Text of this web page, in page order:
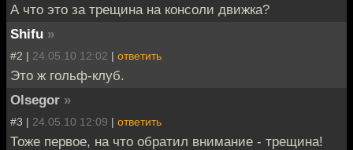
А что это за трещина на консоли движка?
Shifu »
#2 | 24.05.10 12:02 | ответить
Это ж гольф-клуб.
Olsegor »
#3 | 24.05.10 12:09 | ответить
Тоже первое, на что обратил внимание - трещина!